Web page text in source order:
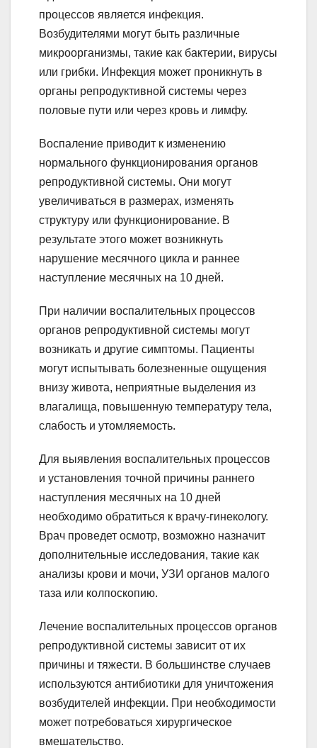
процессов является инфекция.
Возбудителями могут быть различные
микроорганизмы, такие как бактерии, вирусы
или грибки. Инфекция может проникнуть в
органы репродуктивной системы через
половые пути или через кровь и лимфу.
Воспаление приводит к изменению
нормального функционирования органов
репродуктивной системы. Они могут
увеличиваться в размерах, изменять
структуру или функционирование. В
результате этого может возникнуть
нарушение месячного цикла и раннее
наступление месячных на 10 дней.
При наличии воспалительных процессов
органов репродуктивной системы могут
возникать и другие симптомы. Пациенты
могут испытывать болезненные ощущения
внизу живота, неприятные выделения из
влагалища, повышенную температуру тела,
слабость и утомляемость.
Для выявления воспалительных процессов
и установления точной причины раннего
наступления месячных на 10 дней
необходимо обратиться к врачу-гинекологу.
Врач проведет осмотр, возможно назначит
дополнительные исследования, такие как
анализы крови и мочи, УЗИ органов малого
таза или колпоскопию.
Лечение воспалительных процессов органов
репродуктивной системы зависит от их
причины и тяжести. В большинстве случаев
используются антибиотики для уничтожения
возбудителей инфекции. При необходимости
может потребоваться хирургическое
вмешательство.